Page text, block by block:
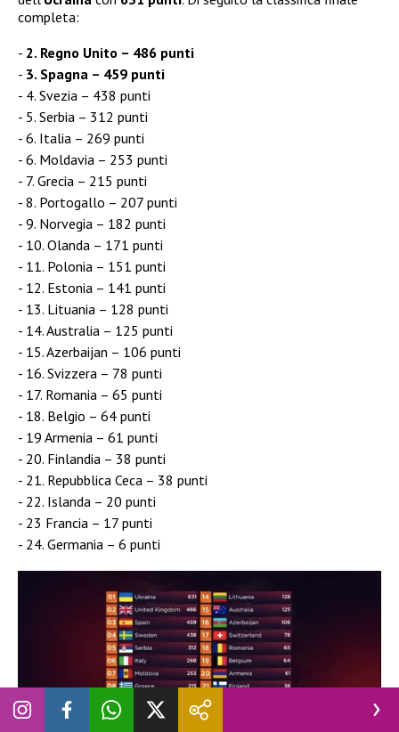
completa:
2. Regno Unito – 486 punti
3. Spagna – 459 punti
4. Svezia – 438 punti
5. Serbia – 312 punti
6. Italia – 269 punti
6. Moldavia – 253 punti
7. Grecia – 215 punti
8. Portogallo – 207 punti
9. Norvegia – 182 punti
10. Olanda – 171 punti
11. Polonia – 151 punti
12. Estonia – 141 punti
13. Lituania – 128 punti
14. Australia – 125 punti
15. Azerbaijan – 106 punti
16. Svizzera – 78 punti
17. Romania – 65 punti
18. Belgio – 64 punti
19 Armenia – 61 punti
20. Finlandia – 38 punti
21. Repubblica Ceca – 38 punti
22. Islanda – 20 punti
23 Francia – 17 punti
24. Germania – 6 punti